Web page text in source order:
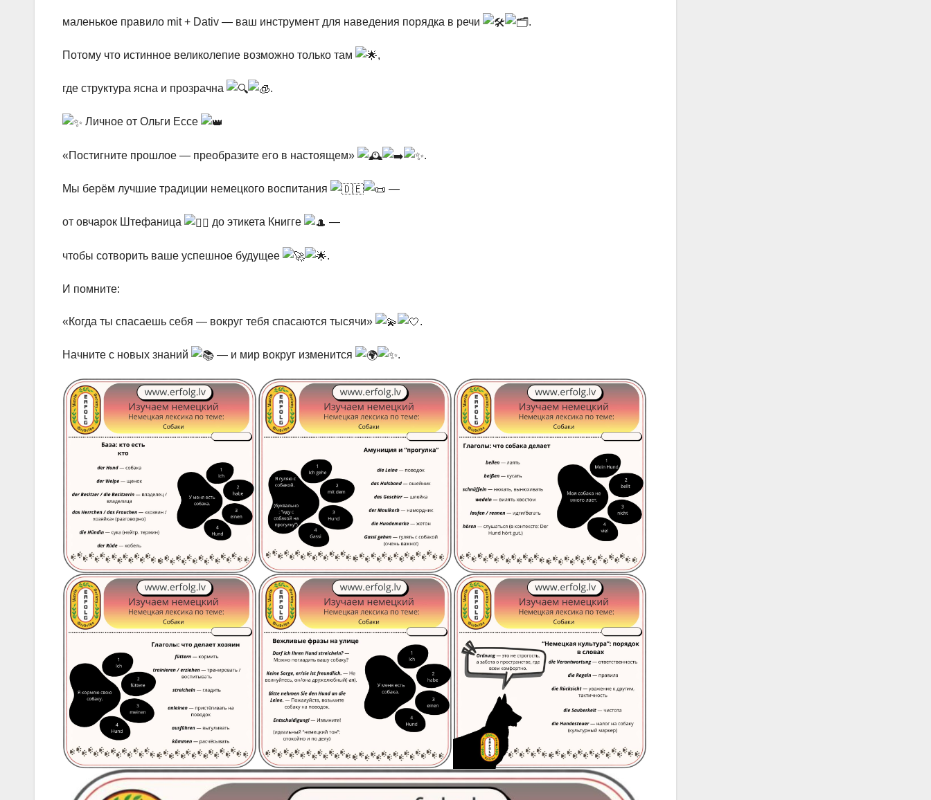
маленькое правило mit + Dativ — ваш инструмент для наведения порядка в речи .
Потому что истинное великолепие возможно только там ,
где структура ясна и прозрачна .
Личное от Ольги Ессе
«Постигните прошлое — преобразите его в настоящем» .
Мы берём лучшие традиции немецкого воспитания —
от овчарок Штефаница до этикета Книгге —
чтобы сотворить ваше успешное будущее .
И помните:
«Когда ты спасаешь себя — вокруг тебя спасаются тысячи» .
Начните с новых знаний — и мир вокруг изменится .